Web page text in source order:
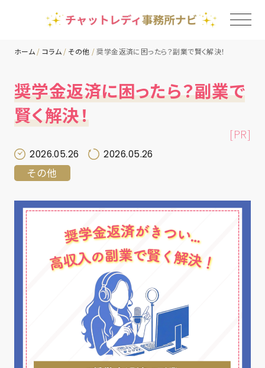
チャットレディ事務所一覧
地域別ランキング
ホーム コラム その他 奨学金返済に困ったら？副業で賢く解決！
奨学金返済に困ったら？副業で
賢く解決！
[PR]
2026.05.26 2026.05.26
その他